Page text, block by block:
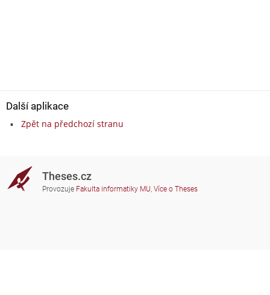
Další aplikace
Zpět na předchozí stranu
Theses.cz
Provozuje Fakulta informatiky MU, Více o Theses